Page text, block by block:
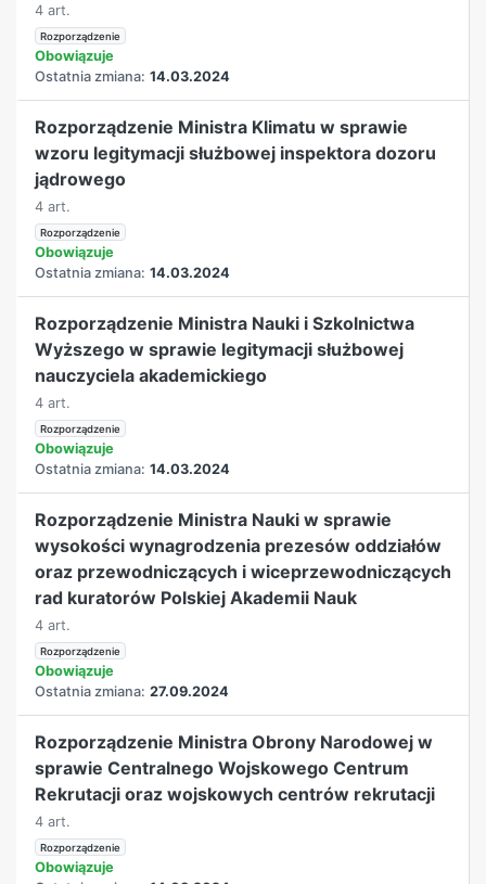
4 art.
Rozporządzenie
Obowiązuje
Ostatnia zmiana: 14.03.2024
Rozporządzenie Ministra Klimatu w sprawie
wzoru legitymacji służbowej inspektora dozoru
jądrowego
4 art.
Rozporządzenie
Obowiązuje
Ostatnia zmiana: 14.03.2024
Rozporządzenie Ministra Nauki i Szkolnictwa
Wyższego w sprawie legitymacji służbowej
nauczyciela akademickiego
4 art.
Rozporządzenie
Obowiązuje
Ostatnia zmiana: 14.03.2024
Rozporządzenie Ministra Nauki w sprawie
wysokości wynagrodzenia prezesów oddziałów
oraz przewodniczących i wiceprzewodniczących
rad kuratorów Polskiej Akademii Nauk
4 art.
Rozporządzenie
Obowiązuje
Ostatnia zmiana: 27.09.2024
Rozporządzenie Ministra Obrony Narodowej w
sprawie Centralnego Wojskowego Centrum
Rekrutacji oraz wojskowych centrów rekrutacji
4 art.
Rozporządzenie
Obowiązuje